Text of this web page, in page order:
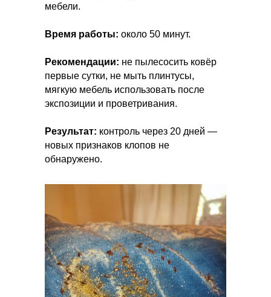
мебели.
Время работы: около 50 минут.
Рекомендации: не пылесосить ковёр
первые сутки, не мыть плинтусы,
мягкую мебель использовать после
экспозиции и проветривания.
Результат: контроль через 20 дней —
новых признаков клопов не
обнаружено.